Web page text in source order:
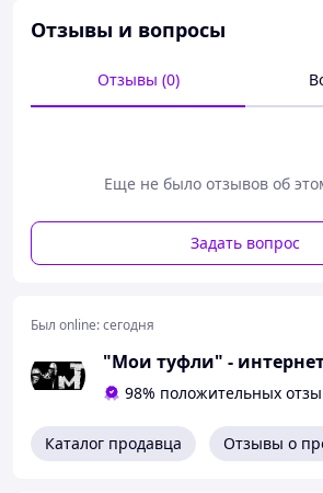
сантиметра.
Возможная погрешность
При оформлении заказа
размер указывайте в
Вам
и Вы решили
Позвоните 067-9272731 /
Или задайте
вопросы на
Все товары
Необходимый
Отзывы и вопросы
Отзывы (0)
Еще не было отзывов об
Задать вопрос
Был online:сегодня
98% положительных
Каталог продавца Отзывы о